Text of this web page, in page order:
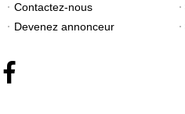
Contactez-nous
Devenez annonceur